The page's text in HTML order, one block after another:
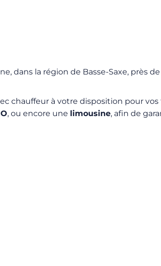
dans la région de Basse-Saxe, près
chauffeur à votre disposition pour
, ou encore une limousine, afin de